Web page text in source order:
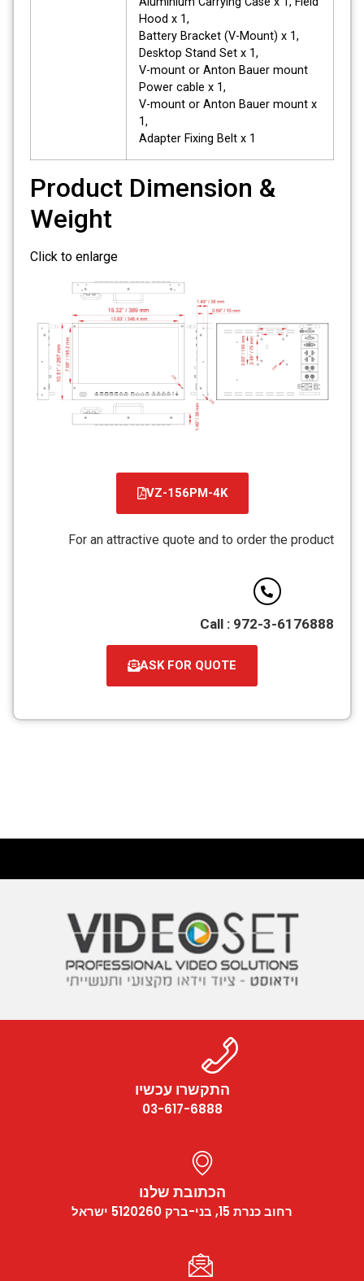
Hood x 1,
Battery Bracket (V-Mount) x 1,
Desktop Stand Set x 1,
V-mount or Anton Bauer mount
Power cable x 1,
V-mount or Anton Bauer mount x
1,
Adapter Fixing Belt x 1
Product Dimension &
Weight
Click to enlarge
VZ-156PM-4K
קובץ
PDF
For an attractive quote and to order the product
Call : 972-3-6176888
ASK FOR QUOTE
התקשרו עכשיו
03-617-6888
הכתובת שלנו
רחוב כנרת 15, בני-ברק 5120260 ישראל